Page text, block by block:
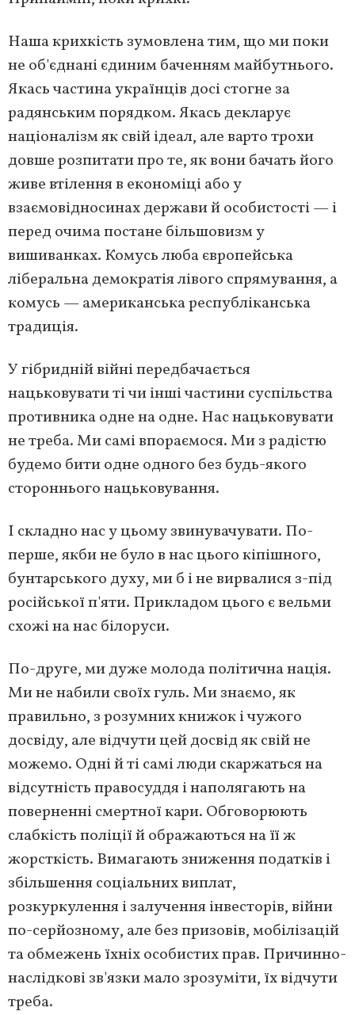
Наша крихкість зумовлена тим, що ми поки
не об'єднані єдиним баченням майбутнього.
Якась частина українців досі стогне за
радянським порядком. Якась декларує
націоналізм як свій ідеал, але варто трохи
довше розпитати про те, як вони бачать його
живе втілення в економіці або у
взаємовідносинах держави й особистості — і
перед очима постане більшовизм у
вишиванках. Комусь люба європейська
ліберальна демократія лівого спрямування, а
комусь — американська республіканська
традиція.
У гібридній війні передбачається
нацьковувати ті чи інші частини суспільства
противника одне на одне. Нас нацьковувати
не треба. Ми самі впораємося. Ми з радістю
будемо бити одне одного без будь-якого
стороннього нацьковування.
І складно нас у цьому звинувачувати. По-
перше, якби не було в нас цього кіпішного,
бунтарського духу, ми б і не вирвалися з-під
російської п'яти. Прикладом цього є вельми
схожі на нас білоруси.
По-друге, ми дуже молода політична нація.
Ми не набили своїх гуль. Ми знаємо, як
правильно, з розумних книжок і чужого
досвіду, але відчути цей досвід як свій не
можемо. Одні й ті самі люди скаржаться на
відсутність правосуддя і наполягають на
поверненні смертної кари. Обговорюють
слабкість поліції й ображаються на її ж
жорсткість. Вимагають зниження податків і
збільшення соціальних виплат,
розкуркулення і залучення інвесторів, війни
по-серйозному, але без призовів, мобілізацій
та обмежень їхніх особистих прав. Причинно-
наслідкові зв'язки мало зрозуміти, їх відчути
треба.